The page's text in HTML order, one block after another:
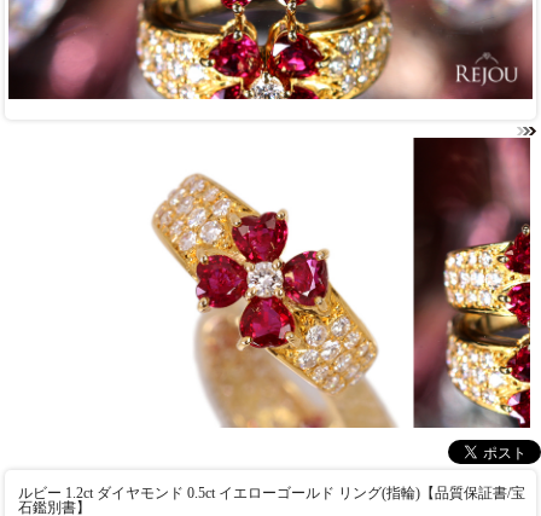
ルビー 1.2ct ダイヤモンド 0.5ct イエローゴールド リング(指輪)【品質保証書/宝
石鑑別書】